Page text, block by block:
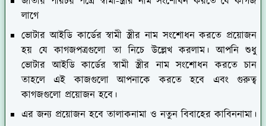
লাগে
ভোটার আইডি কার্ডের স্বামী স্ত্রীর নাম সংশোধন করতে প্রয়োজন
হয় যে কাগজপত্রগুলো তা নিচে উল্লেখ করলাম। আপনি শুধু
ভোটার আইডি কার্ডের স্বামী স্ত্রীর নাম সংশোধন করতে চান
তাহলে এই কাজগুলো আপনাকে করতে হবে এবং গুরুত্ব
কাগজগুলো প্রয়োজন হবে।
এর জন্য প্রয়োজন হবে তালাকনামা ও নতুন বিবাহের কাবিননামা।